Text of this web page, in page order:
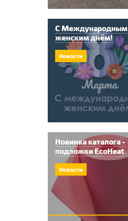
С Международным
женским днём!
Новости
Новинка каталога -
подложки EcoHeat
Новости